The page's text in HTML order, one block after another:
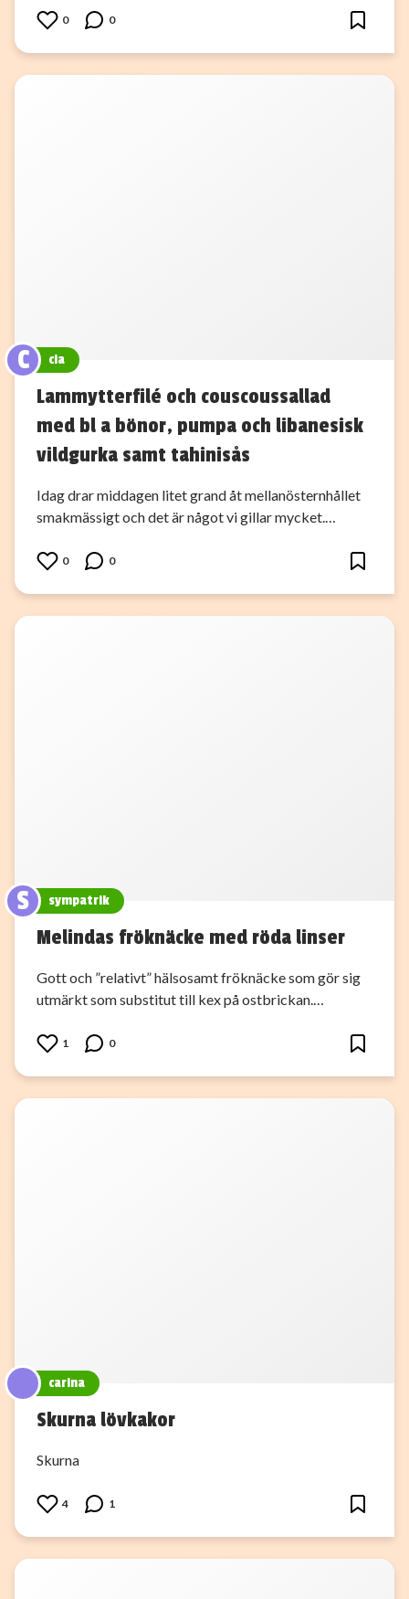
0 0
C cia
Lammytterfilé och couscoussallad
med bl a bönor, pumpa och libanesisk
vildgurka samt tahinisås
Idag drar middagen litet grand åt mellanösternhållet
smakmässigt och det är något vi gillar mycket.…
0 0
S sympatrik
Melindas fröknäcke med röda linser
Gott och ”relativt” hälsosamt fröknäcke som gör sig
utmärkt som substitut till kex på ostbrickan.…
1 0
carina
Skurna lövkakor
Skurna
4 1